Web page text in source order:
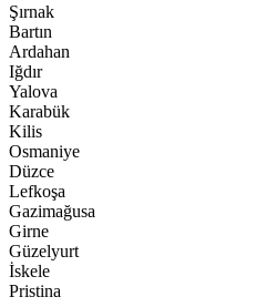
Şırnak
Bartın
Ardahan
Iğdır
Yalova
Karabük
Kilis
Osmaniye
Düzce
Lefkoşa
Gazimağusa
Girne
Güzelyurt
İskele
Pristina